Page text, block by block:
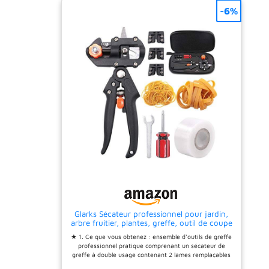
différents diamètres de
branches : les ciseaux
peuvent facilement couper
des branches d'un
diamètre de 5 à 13 mm.
Utilisations polyvalentes :
parfait pour une utilisation
dans le jardin, pour tailler
des fleurs ou couper des
branches d'arbres et de
plantes. Avec un étui de
rangement compact pour
garder tous les outils et
accessoires bien rangés.
de V, en forme de U, en
forme de Ω) pour des
coupes précises et propres.
Convient pour la taille et
l'élagage de branches de Ø
5-13mm. Avec différentes
lames, les coupes de deux
tiges s'adaptent
parfaitement pour un
contact maximal avec le
changement de vitesse,
de survie. Et la lame peut
être remplacée. Facile à
utiliser et Gagner du
Temps. Coupez deux tiges,
Couper une interface
efficacité, économisez du
temps et de l'énergie par
greffage traditionnelles.
Grâce à son élasticité, les
ciseaux évitent de vous
Glarks Sécateur professionnel pour jardin,
arbre fruitier, plantes, greffe, outil de coupe
★ 1. Ce que vous obtenez : ensemble d'outils de greffe
professionnel pratique comprenant un sécateur de
greffe à double usage contenant 2 lames remplaçables
-6%